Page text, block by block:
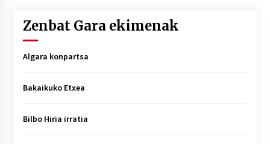
Zenbat Gara ekimenak
Algara konpartsa
Bakaikuko Etxea
Bilbo Hiria irratia